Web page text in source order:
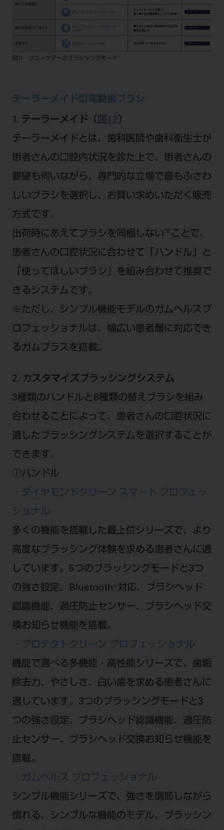
図11 ソニッケアーのブラッシングモード
テーラーメイド型電動歯ブラシ
1. テーラーメイド（ 図12 ）
テーラーメイドとは、歯科医師や歯科衛生士が
患者さんの口腔内状況を診た上で、患者さんの
要望も伺いながら、専門的な立場で最もふさわ
しいブラシを選択し、お買い求めいただく販売
方式です。
出荷時にあえてブラシを同梱しない ※ ことで、
患者さんの口腔状況に合わせて「ハンドル」と
「使ってほしいブラシ」を組み合わせて推奨で
きるシステムです。
※ただし、シンプル機能モデルのガムヘルスプ
ロフェッショナルは、幅広い患者層に対応でき
るガムプラスを搭載。
2. カスタマイズブラッシングシステム
3種類のハンドルと8種類の替えブラシを組み
合わせることによって、患者さんの口腔状況に
適したブラッシングシステムを選択することが
できます。
①ハンドル
・ダイヤモンドクリーン スマート プロフェッ
ショナル
多くの機能を搭載した最上位シリーズで、より
高度なブラッシング体験を求める患者さんに適
しています。5つのブラッシングモードと3つ
の強さ設定、Bluetooth®対応、ブラシヘッド
認識機能、過圧防止センサー、ブラシヘッド交
換お知らせ機能を搭載。
・プロテクトクリーン プロフェッショナル
機能で選べる多機能・高性能シリーズで、歯垢
除去力、やさしさ、白い歯を求める患者さんに
適しています。3つのブラッシングモードと3
つの強さ設定、ブラシヘッド認識機能、過圧防
止センサー、ブラシヘッド交換お知らせ機能を
搭載。
・ガムヘルス プロフェッショナル
シンプル機能シリーズで、強さを調節しながら
慣れる、シンプルな機能のモデル。ブラッシン